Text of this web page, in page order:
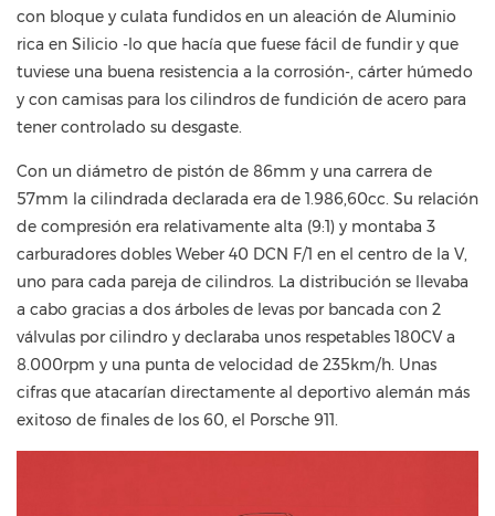
con bloque y culata fundidos en un aleación de Aluminio
rica en Silicio -lo que hacía que fuese fácil de fundir y que
tuviese una buena resistencia a la corrosión-, cárter húmedo
y con camisas para los cilindros de fundición de acero para
tener controlado su desgaste.
Con un diámetro de pistón de 86mm y una carrera de
57mm la cilindrada declarada era de 1.986,60cc. Su relación
de compresión era relativamente alta (9:1) y montaba 3
carburadores dobles Weber 40 DCN F/1 en el centro de la V,
uno para cada pareja de cilindros. La distribución se llevaba
a cabo gracias a dos árboles de levas por bancada con 2
válvulas por cilindro y declaraba unos respetables 180CV a
8.000rpm y una punta de velocidad de 235km/h. Unas
cifras que atacarían directamente al deportivo alemán más
exitoso de finales de los 60, el Porsche 911.